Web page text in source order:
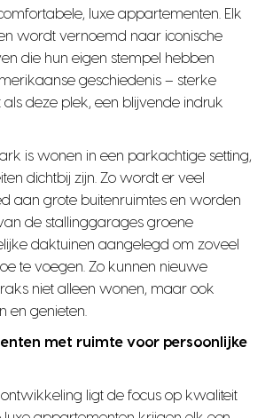
luxe appartementen. Elk
wordt vernoemd naar iconische
die hun eigen stempel hebben
geschiedenis – sterke
deze plek, een blijvende indruk
is wonen in een parkachtige setting,
dichtbij zijn. Zo wordt er veel
aan grote buitenruimtes en worden
de stallinggarages groene
daktuinen aangelegd om zoveel
te voegen. Zo kunnen nieuwe
niet alleen wonen, maar ook
en genieten.
met ruimte voor persoonlijke
ligt de focus op kwaliteit